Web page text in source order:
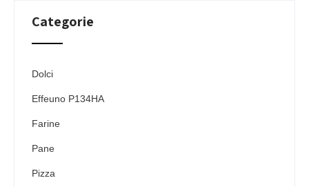
Categorie
Dolci
Effeuno P134HA
Farine
Pane
Pizza